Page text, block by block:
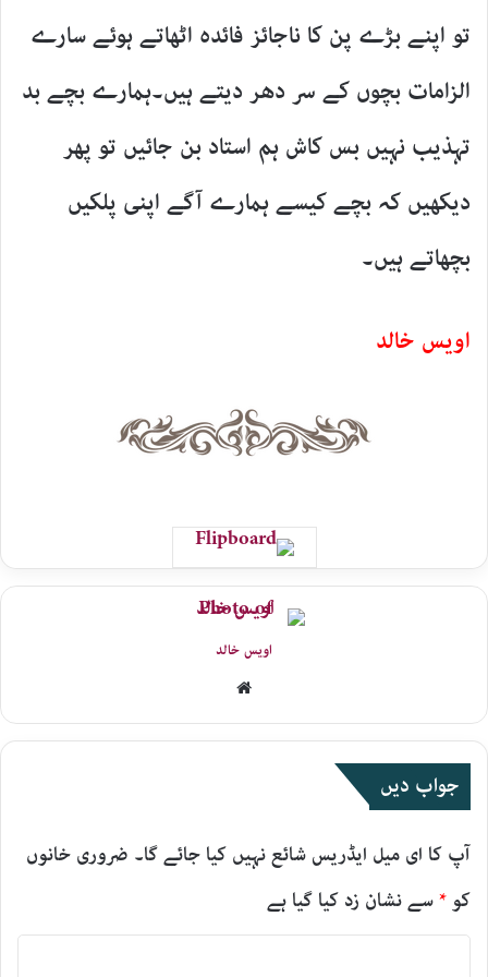
تو اپنے بڑے پن کا ناجائز فائدہ اٹھاتے ہوئے سارے
الزامات بچوں کے سر دھر دیتے ہیں۔ہمارے بچے بد
تہذیب نہیں بس کاش ہم استاد بن جائیں تو پھر
دیکھیں کہ بچے کیسے ہمارے آگے اپنی پلکیں
بچھاتے ہیں۔
اویس خالد
اویس خالد
جواب دیں
آپ کا ای میل ایڈریس شائع نہیں کیا جائے گا۔ ضروری خانوں
کو *سے نشان زد کیا گیا ہے